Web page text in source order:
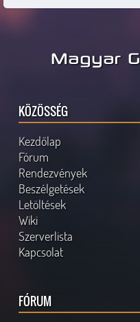
Magyar
KÖZÖSSÉG
Kezdőlap
Fórum
Rendezvények
Beszélgetések
Letöltések
Wiki
Szerverlista
Kapcsolat
FÓRUM